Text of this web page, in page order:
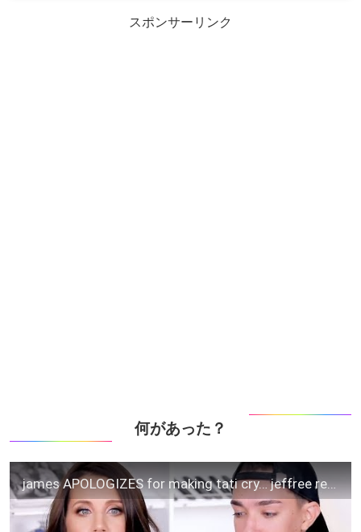
スポンサーリンク
何があった？
james APOLOGIZES for making tati cry… jeffree responds